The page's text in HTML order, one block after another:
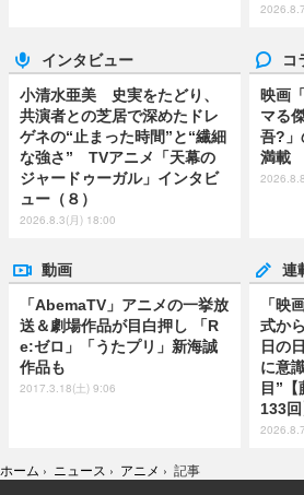
インタビュー
小清水亜美 史実をたどり、
共演者との芝居で深めたドレ
ゲネの“止まった時間”と“繊細
な強さ” TVアニメ「天幕の
ジャードゥーガル」インタビ
ュー（８）
2026.8.3(月) 18:00
コ
映画
マる
吾?」
満載
動画
「AbemaTV」アニメの一挙放
送＆劇場作品が目白押し 「R
e:ゼロ」「うたプリ」新海誠
作品も
2017.3.18(土) 9:06
連
「映
式か
日の
に意
目”
133回
ホーム › ニュース › アニメ › 記事